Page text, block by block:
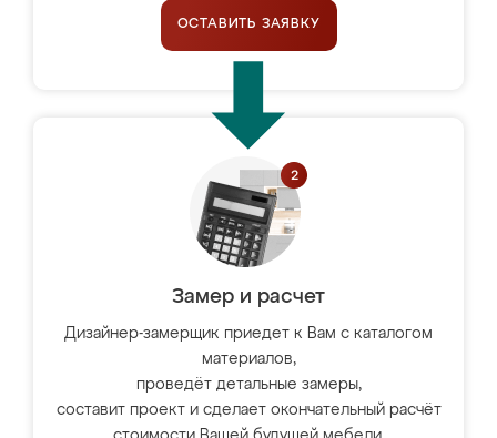
ОСТАВИТЬ ЗАЯВКУ
Замер и расчет
Дизайнер-замерщик приедет к Вам с каталогом
материалов,
проведёт детальные замеры,
составит проект и сделает окончательный расчёт